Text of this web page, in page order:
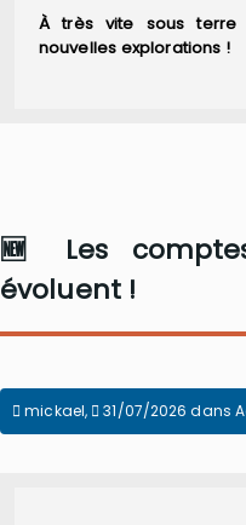
À très vite sous
nouvelles explorations !
🆕 Les
évoluent !
mickael, 31/07/2026 dans